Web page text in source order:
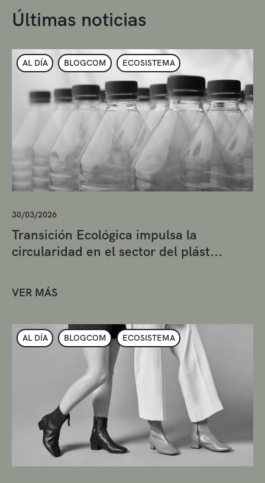
Últimas noticias
AL DÍA BLOGCOM ECOSISTEMA
30/03/2026
Transición Ecológica impulsa la
circularidad en el sector del plást...
VER MÁS
AL DÍA BLOGCOM ECOSISTEMA